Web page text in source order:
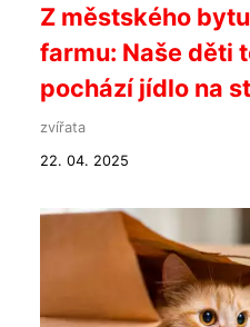
Z městského
farmu: Naše děti
pochází jídlo na
zvířata
22. 04. 2025